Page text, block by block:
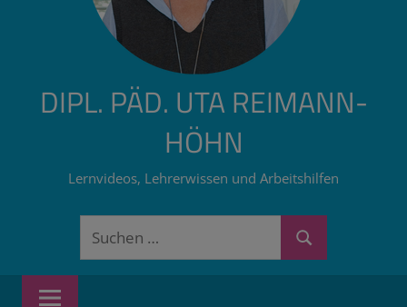
DIPL. PÄD. UTA REIMANN-
HÖHN
Lernvideos, Lehrerwissen und Arbeitshilfen
Suchen
Suchen